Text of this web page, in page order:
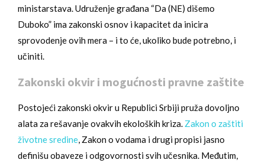
ministarstava. Udruženje građana “Da (NE) dišemo
Duboko” ima zakonski osnov i kapacitet da inicira
sprovodenje ovih mera – i to će, ukoliko bude potrebno, i
učiniti.
Zakonski okvir i mogućnosti pravne zaštite
Postojeći zakonski okvir u Republici Srbiji pruža dovoljno
alata za rešavanje ovakvih ekoloških kriza. Zakon o zaštiti
životne sredine, Zakon o vodama i drugi propisi jasno
definišu obaveze i odgovornosti svih učesnika. Međutim,